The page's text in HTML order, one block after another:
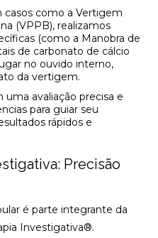
casos como a Vertigem
(VPPB), realizamos
(como a Manobra de
de carbonato de cálcio
no ouvido interno,
da vertigem.
para guiar seu
rápidos e
Precisão
é parte integrante da
Investigativa®.